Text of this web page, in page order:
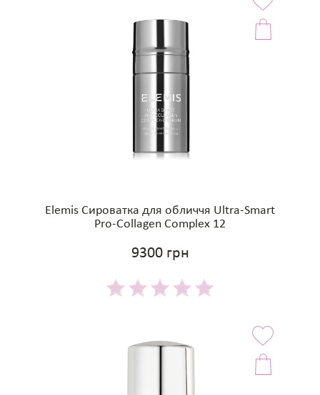
Elemis Сироватка для обличчя Ultra-Smart
Pro-Collagen Complex 12
9300 грн